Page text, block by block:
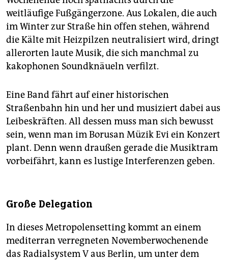
weitläufige Fußgängerzone. Aus Lokalen, die auch
im Winter zur Straße hin offen stehen, während
die Kälte mit Heizpilzen neutralisiert wird, dringt
allerorten laute Musik, die sich manchmal zu
kakophonen Soundknäueln verfilzt.
Eine Band fährt auf einer historischen
Straßenbahn hin und her und musiziert dabei aus
Leibeskräften. All dessen muss man sich bewusst
sein, wenn man im Borusan Müzik Evi ein Konzert
plant. Denn wenn draußen gerade die Musiktram
vorbeifährt, kann es lustige Interferenzen geben.
Große Delegation
In dieses Metropolensetting kommt an einem
mediterran verregneten Novemberwochenende
das Radialsystem V aus Berlin, um unter dem